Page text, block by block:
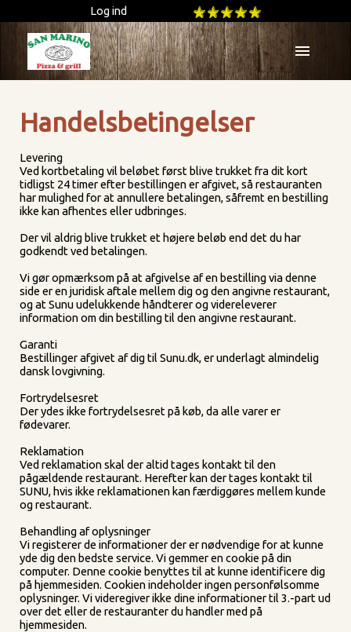
Log ind
menu
Handelsbetingelser
Levering
Ved kortbetaling vil beløbet først blive trukket fra dit kort
tidligst 24 timer efter bestillingen er afgivet, så restauranten
har mulighed for at annullere betalingen, såfremt en bestilling
ikke kan afhentes eller udbringes.
Der vil aldrig blive trukket et højere beløb end det du har
godkendt ved betalingen.
Vi gør opmærksom på at afgivelse af en bestilling via denne
side er en juridisk aftale mellem dig og den angivne restaurant,
og at Sunu udelukkende håndterer og videreleverer
information om din bestilling til den angivne restaurant.
Garanti
Bestillinger afgivet af dig til Sunu.dk, er underlagt almindelig
dansk lovgivning.
Fortrydelsesret
Der ydes ikke fortrydelsesret på køb, da alle varer er
fødevarer.
Reklamation
Ved reklamation skal der altid tages kontakt til den
pågældende restaurant. Herefter kan der tages kontakt til
SUNU, hvis ikke reklamationen kan færdiggøres mellem kunde
og restaurant.
Behandling af oplysninger
Vi registerer de informationer der er nødvendige for at kunne
yde dig den bedste service. Vi gemmer en cookie på din
computer. Denne cookie benyttes til at kunne identificere dig
på hjemmesiden. Cookien indeholder ingen personfølsomme
oplysninger. Vi videregiver ikke dine informationer til 3.-part ud
over det eller de restauranter du handler med på
hjemmesiden.